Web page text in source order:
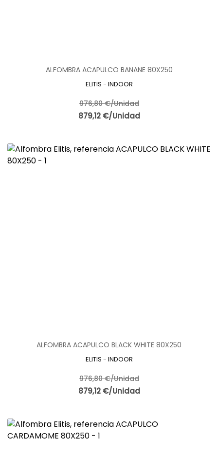
ALFOMBRA ACAPULCO BANANE 80X250
ELITIS - INDOOR
976,80 €/Unidad
879,12 €/Unidad
ALFOMBRA ACAPULCO BLACK WHITE 80X250
ELITIS - INDOOR
976,80 €/Unidad
879,12 €/Unidad